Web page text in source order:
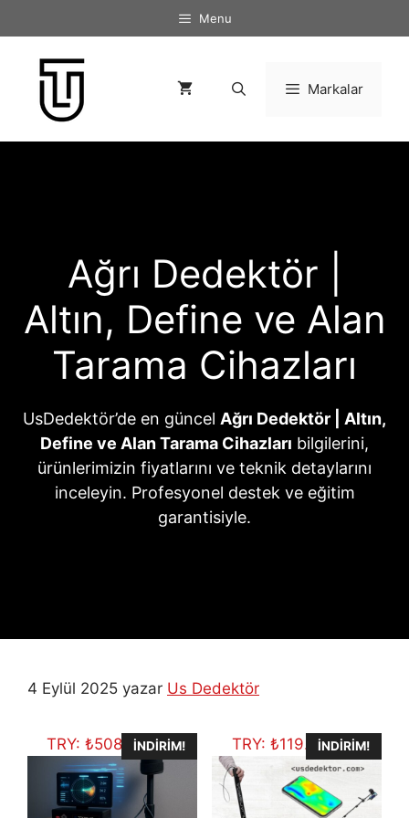
atla
Menu
Markalar
Ağrı Dedektör |
Altın, Define ve Alan
Tarama Cihazları
UsDedektör’de en güncel Ağrı Dedektör | Altın,
Define ve Alan Tarama Cihazları bilgilerini,
ürünlerimizin fiyatlarını ve teknik detaylarını
inceleyin. Profesyonel destek ve eğitim
garantisiyle.
4 Eylül 2025 yazar Us Dedektör
TRY: ₺508.648,25
İNDIRIM! TRY: ₺119.656,06
İNDIRIM!